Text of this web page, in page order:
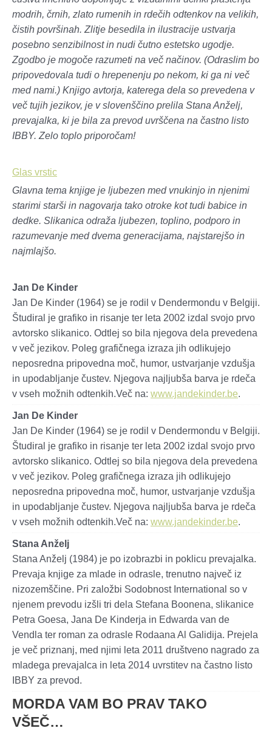
modrih, črnih, zlato rumenih in rdečih odtenkov na velikih,
čistih površinah. Zlitje besedila in ilustracije ustvarja
posebno senzibilnost in nudi čutno estetsko ugodje.
Zgodbo je mogoče razumeti na več načinov. (Odraslim bo
pripovedovala tudi o hrepenenju po nekom, ki ga ni več
med nami.) Knjigo avtorja, katerega dela so prevedena v
več tujih jezikov, je v slovenščino prelila Stana Anželj,
prevajalka, ki je bila za prevod uvrščena na častno listo
IBBY. Zelo toplo priporočam!
Glas vrstic
Glavna tema knjige je ljubezen med vnukinjo in njenimi
starimi starši in nagovarja tako otroke kot tudi babice in
dedke. Slikanica odraža ljubezen, toplino, podporo in
razumevanje med dvema generacijama, najstarejšo in
najmlajšo.
Jan De Kinder
Jan De Kinder (1964) se je rodil v Dendermondu v Belgiji.
Študiral je grafiko in risanje ter leta 2002 izdal svojo prvo
avtorsko slikanico. Odtlej so bila njegova dela prevedena
v več jezikov. Poleg grafičnega izraza jih odlikujejo
neposredna pripovedna moč, humor, ustvarjanje vzdušja
in upodabljanje čustev. Njegova najljubša barva je rdeča
v vseh možnih odtenkih.Več na: www.jandekinder.be.
Jan De Kinder
Jan De Kinder (1964) se je rodil v Dendermondu v Belgiji.
Študiral je grafiko in risanje ter leta 2002 izdal svojo prvo
avtorsko slikanico. Odtlej so bila njegova dela prevedena
v več jezikov. Poleg grafičnega izraza jih odlikujejo
neposredna pripovedna moč, humor, ustvarjanje vzdušja
in upodabljanje čustev. Njegova najljubša barva je rdeča
v vseh možnih odtenkih.Več na: www.jandekinder.be.
Stana Anželj
Stana Anželj (1984) je po izobrazbi in poklicu prevajalka.
Prevaja knjige za mlade in odrasle, trenutno največ iz
nizozemščine. Pri založbi Sodobnost International so v
njenem prevodu izšli tri dela Stefana Boonena, slikanice
Petra Goesa, Jana De Kinderja in Edwarda van de
Vendla ter roman za odrasle Rodaana Al Galidija. Prejela
je več priznanj, med njimi leta 2011 društveno nagrado za
mladega prevajalca in leta 2014 uvrstitev na častno listo
IBBY za prevod.
MORDA VAM BO PRAV TAKO
VŠEČ…